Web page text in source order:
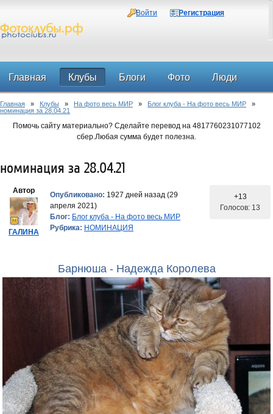
Войти Регистрация
Главная Клубы Блоги Фото Люди
Форум
Главная » Клубы » На фото весь МИР » Блог клуба - На фото весь МИР »
номинация за 28.04.21
Помочь сайту материально? Сделайте перевод на 4817760231077102
сбер.Любая сумма будет полезна.
номинация за 28.04.21
Автор
ГАЛИНА
Опубликовано: 1927 дней назад (29
апреля 2021)
Блог: Блог клуба - На фото весь МИР
Рубрика: НОМИНАЦИЯ
+13
Голосов: 13
Барнюша - Надежда Королева